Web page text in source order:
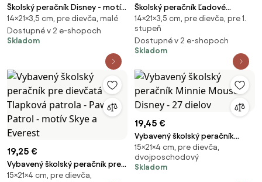
Školský peračník Disney - motív
Minnie Mouse a kačička Daisy
14×21×3,5 cm, pre dievča, malé
Dostupné v 2 e-shopoch
Skladom
Školský peračník Ľadové
kráľovstvo - Frozen - motív Elsa
a Olaf
14×21×3,5 cm, pre dievča, pre 1.
stupeň
Dostupné v 2 e-shopoch
Skladom
19,25 €
Vybavený školský peračník pre
dievčatá Tlapková patrola -
15×21×4 cm, pre dievča,
19,45 €
Vybavený školský peračník
Minnie Mouse - Disney - 27
dielov
15×21×4 cm, pre dievča,
dvojposchodový
Skladom